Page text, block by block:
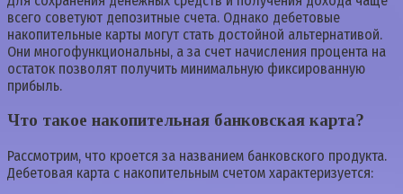
всего советуют депозитные счета. Однако дебетовые
накопительные карты могут стать достойной альтернативой.
Они многофункциональны, а за счет начисления процента на
остаток позволят получить минимальную фиксированную
прибыль.
Что такое накопительная банковская карта?
Рассмотрим, что кроется за названием банковского продукта.
Дебетовая карта с накопительным счетом характеризуется: